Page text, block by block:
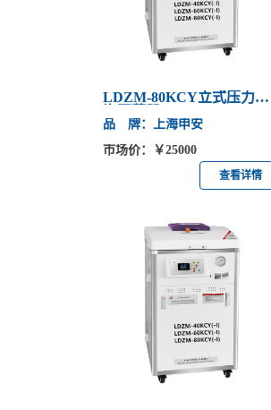
LDZM-80KCY立式压力蒸
品 牌：上海申安
市场价：￥25000
查看详情